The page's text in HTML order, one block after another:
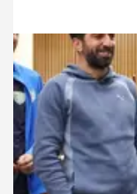
11.04.2026 TFF